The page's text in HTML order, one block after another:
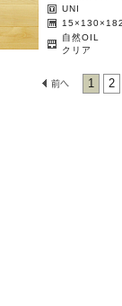
UNI
自然OIL
クリア
1 2